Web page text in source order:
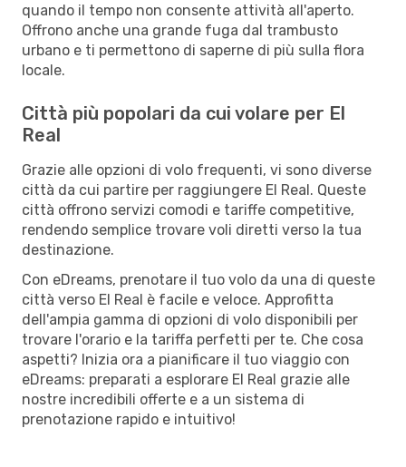
quando il tempo non consente attività all'aperto.
Offrono anche una grande fuga dal trambusto
urbano e ti permettono di saperne di più sulla flora
locale.
Città più popolari da cui volare per El
Real
Grazie alle opzioni di volo frequenti, vi sono diverse
città da cui partire per raggiungere El Real. Queste
città offrono servizi comodi e tariffe competitive,
rendendo semplice trovare voli diretti verso la tua
destinazione.
Con eDreams, prenotare il tuo volo da una di queste
città verso El Real è facile e veloce. Approfitta
dell'ampia gamma di opzioni di volo disponibili per
trovare l'orario e la tariffa perfetti per te. Che cosa
aspetti? Inizia ora a pianificare il tuo viaggio con
eDreams: preparati a esplorare El Real grazie alle
nostre incredibili offerte e a un sistema di
prenotazione rapido e intuitivo!